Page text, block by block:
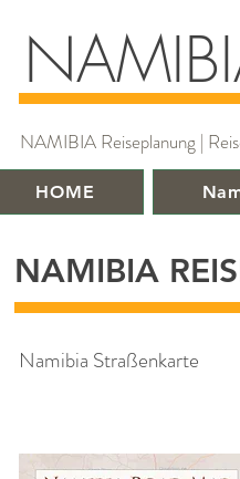
NAMIBIA Reiseplanung |
HOME
NAMIBIA
Namibia Straßenkarte